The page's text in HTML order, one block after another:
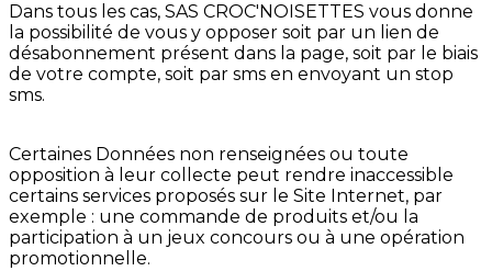
Dans tous les cas, SAS CROC'NOISETTES vous donne
la possibilité de vous y opposer soit par un lien de
désabonnement présent dans la page, soit par le biais
de votre compte, soit par sms en envoyant un stop
sms.
Certaines Données non renseignées ou toute
opposition à leur collecte peut rendre inaccessible
certains services proposés sur le Site Internet, par
exemple : une commande de produits et/ou la
participation à un jeux concours ou à une opération
promotionnelle.